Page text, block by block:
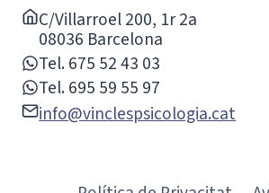
C/Villarroel 200, 1r 2a
08036 Barcelona
Tel. 675 52 43 03
Tel. 695 59 55 97
info@vinclespsicologia.cat